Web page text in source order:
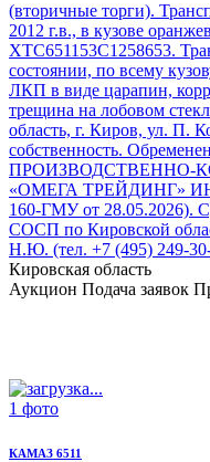
(вторичные торги).
2012 г.в., в кузове
XTC651153C1258653.
состоянии, по всему
ЛКП в виде царапин,
трещина на лобовом
область, г. Киров, ул. П.
собственность.
ПРОИЗВОДСТВЕННО-
«ОМЕГА ТРЕЙДИНГ»
160-ГМУ от 28.05.2026).
СОСП по Кировской
Н.Ю. (тел. +7 (495) 249-
Кировская область
Аукцион Подача заявок
1 фото
КАМАЗ 6511